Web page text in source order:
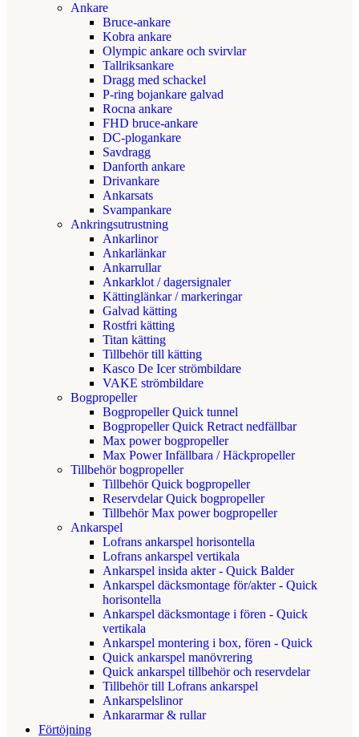
Ankare
Bruce-ankare
Kobra ankare
Olympic ankare och svirvlar
Tallriksankare
Dragg med schackel
P-ring bojankare galvad
Rocna ankare
FHD bruce-ankare
DC-plogankare
Savdragg
Danforth ankare
Drivankare
Ankarsats
Svampankare
Ankringsutrustning
Ankarlinor
Ankarlänkar
Ankarrullar
Ankarklot / dagersignaler
Kättinglänkar / markeringar
Galvad kätting
Rostfri kätting
Titan kätting
Tillbehör till kätting
Kasco De Icer strömbildare
VAKE strömbildare
Bogpropeller
Bogpropeller Quick tunnel
Bogpropeller Quick Retract nedfällbar
Max power bogpropeller
Max Power Infällbara / Häckpropeller
Tillbehör bogpropeller
Tillbehör Quick bogpropeller
Reservdelar Quick bogpropeller
Tillbehör Max power bogpropeller
Ankarspel
Lofrans ankarspel horisontella
Lofrans ankarspel vertikala
Ankarspel insida akter - Quick Balder
Ankarspel däcksmontage för/akter - Quick
horisontella
Ankarspel däcksmontage i fören - Quick
vertikala
Ankarspel montering i box, fören - Quick
Quick ankarspel manövrering
Quick ankarspel tillbehör och reservdelar
Tillbehör till Lofrans ankarspel
Ankarspelslinor
Ankararmar & rullar
Förtöjning